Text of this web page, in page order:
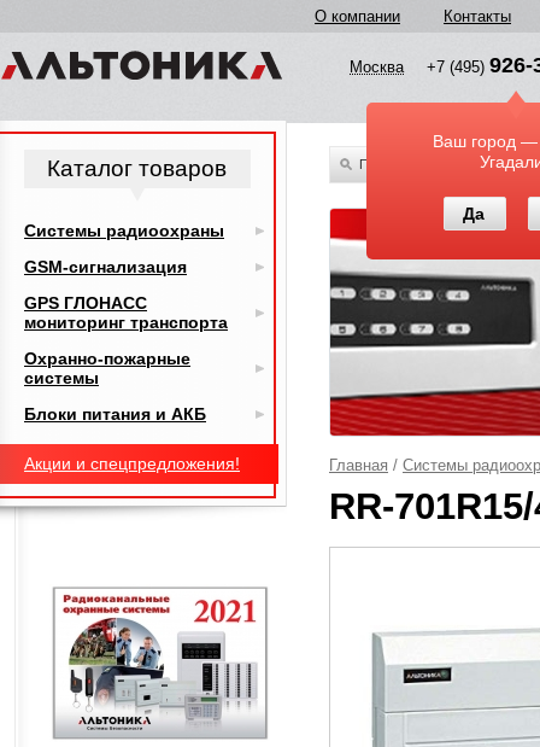
О компании Контакты
Москва +7 (495) 926-
Ваш город —
Да
По всему каталогу
Главная / Системы
RR-
Каталог товаров
Системы радиоохраны
GSM-сигнализация
GPS ГЛОНАСС
мониторинг транспорта
Охранно-пожарные
системы
Блоки питания и АКБ
Акции и спецпредложения!